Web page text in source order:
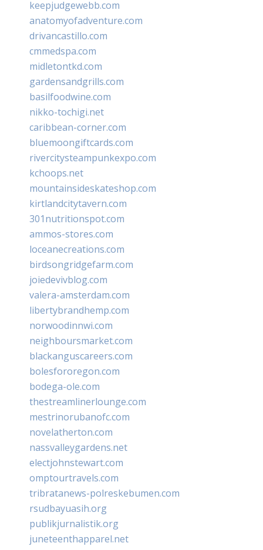
keepjudgewebb.com
anatomyofadventure.com
drivancastillo.com
cmmedspa.com
midletontkd.com
gardensandgrills.com
basilfoodwine.com
nikko-tochigi.net
caribbean-corner.com
bluemoongiftcards.com
rivercitysteampunkexpo.com
kchoops.net
mountainsideskateshop.com
kirtlandcitytavern.com
301nutritionspot.com
ammos-stores.com
loceanecreations.com
birdsongridgefarm.com
joiedevivblog.com
valera-amsterdam.com
libertybrandhemp.com
norwoodinnwi.com
neighboursmarket.com
blackanguscareers.com
bolesfororegon.com
bodega-ole.com
thestreamlinerlounge.com
mestrinorubanofc.com
novelatherton.com
nassvalleygardens.net
electjohnstewart.com
omptourtravels.com
tribratanews-polreskebumen.com
rsudbayuasih.org
publikjurnalistik.org
juneteenthapparel.net